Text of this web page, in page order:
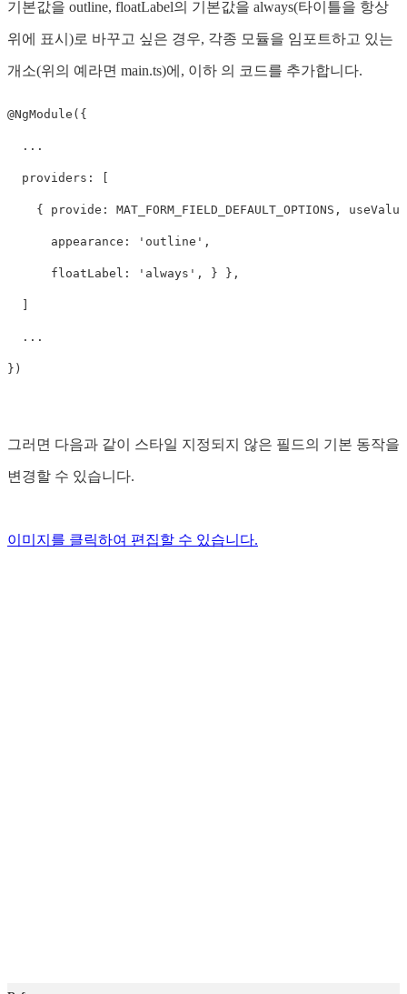
기본값을 outline, floatLabel의 기본값을 always(타이틀을 항상
위에 표시)로 바꾸고 싶은 경우, 각종 모듈을 임포트하고 있는
개소(위의 예라면 main.ts)에, 이하 의 코드를 추가합니다.
@NgModule ({
...
providers :
{ provide : MAT_FORM_FIELD_DEFAULT_OPTIONS , useValue
appearance : ' outline ' ,
floatLabel : ' always ' , } },
...
})
그러면 다음과 같이 스타일 지정되지 않은 필드의 기본 동작을
변경할 수 있습니다.
이미지를 클릭하여 편집할 수 있습니다.